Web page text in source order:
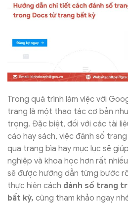
Trong quá trình làm việc với
trang là một thao tác cơ bản
trọng. Đặc biệt, đối với các tài
cáo hay sách, việc đánh số
qua trang bìa hay mục lục sẽ
nghiệp và khoa học hơn rất
sẽ được hướng dẫn từng bước
thực hiện cách đánh số trang
bất kỳ, cùng tham khảo ngay